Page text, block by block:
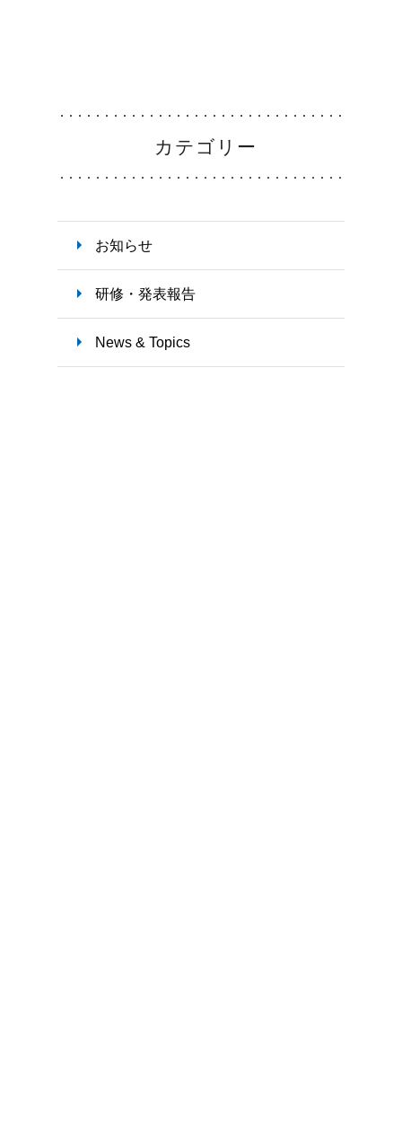
教育支援体制
看護部の取り組み
カテゴリー
お知らせ
研修・発表報告
News & Topics